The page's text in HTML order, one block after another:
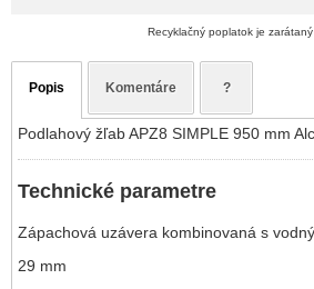
Recyklačný poplatok je
Popis Komentáre ?
Podlahový žľab APZ8 SIMPLE 950 mm
Technické parametre
Zápachová uzávera kombinovaná s
29 mm